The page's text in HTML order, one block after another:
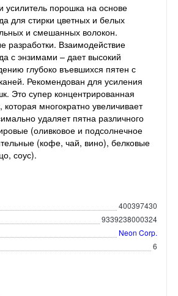
усилитель порошка на основе
для стирки цветных и белых
и смешанных волокон.
разработки. Взаимодействие
с энзимами – дает высокий
глубоко въевшихся пятен с
Рекомендован для усиления
Это супер концентрированная
которая многократно увеличивает
удаляет пятна различного
(оливковое и подсолнечное
(кофе, чай, вино), белковые
соус).
400397430
9339238000324
Neon Corp.
6